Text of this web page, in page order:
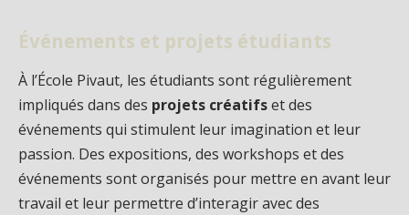
Événements et projets étudiants
À l’École Pivaut, les étudiants sont régulièrement
impliqués dans des projets créatifset des
événements qui stimulent leur imagination et leur
passion. Des expositions, des workshops et des
événements sont organisés pour mettre en avant leur
travail et leur permettre d’interagir avec des